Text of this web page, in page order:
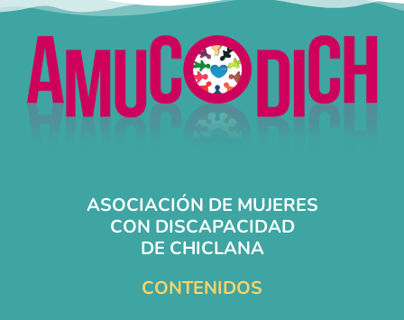
ASOCIACIÓN DE MUJERES
CON DISCAPACIDAD
DE CHICLANA
CONTENIDOS